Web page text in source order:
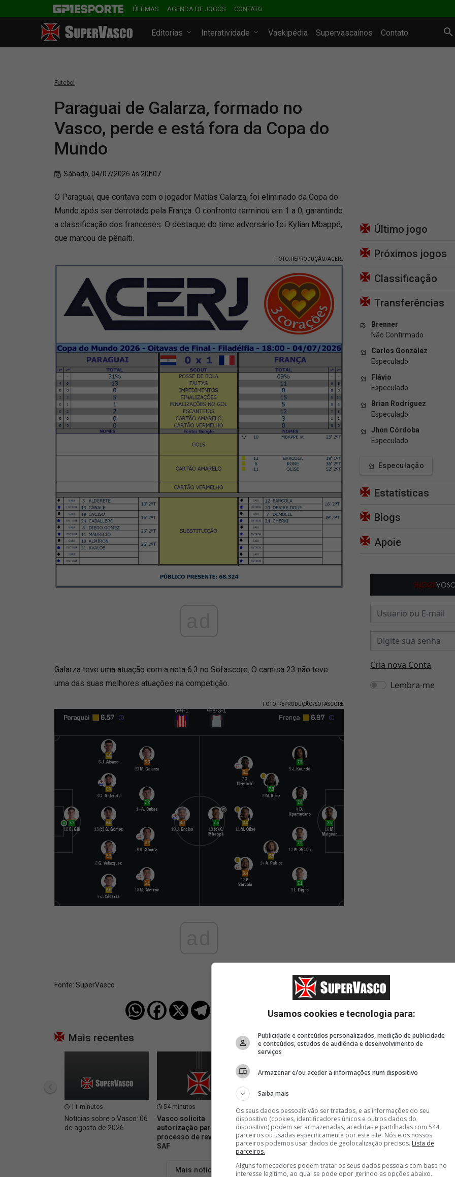
ÚLTIMAS AGENDA DE JOGOS CONTATO
Editorias Interatividade Vaskipédia Supervascaínos Contato
Futebol
Paraguai de Galarza, formado no
Vasco, perde e está fora da Copa do
Mundo
Sábado, 04/07/2026 às 20h07
O Paraguai, que contava com o jogador Matías Galarza, foi eliminado da Copa do
Mundo após ser derrotado pela França. O confronto terminou em 1 a 0, garantindo
a classificação dos franceses. O destaque do time adversário foi Kylian Mbappé,
que marcou de pênalti.
FOTO: REPRODUÇÃO/ACERJ
Galarza teve uma atuação com a nota 6.3 no Sofascore. O camisa 23 não teve
uma das suas melhores atuações na competição.
FOTO: REPRODUÇÃO/SOFASCORE
Fonte: SuperVasco‎‎‎‎‎‎
Mais recentes
11 minutos
Notícias sobre o Vasco: 06
de agosto de 2026
54 minutos
Vasco solicita
autorização para iniciar
processo de revenda da
SAF
1 hora, 8 minutos
JP está a caminho do
clube português Casa Pia
2 horas, 4 minutos
Bastidores de
Fluminense 1 x 3 Vasco
B.
Mais notícias
Último jogo
Próximos jogos
Classificação
Transferências
Brenner
Não Confirmado
Carlos González
Especulado
Flávio
Especulado
Brian Rodríguez
Especulado
Jhon Córdoba
Especulado
Especulação
Estatísticas
Blogs
Apoie
Usamos cookies e tecnologia para:
Publicidade e conteúdos personalizados, medição de publicidade
e conteúdos, estudos de audiência e desenvolvimento de
serviços
Armazenar e/ou aceder a informações num dispositivo
Saiba mais
Os seus dados pessoais vão ser tratados, e as informações do seu
dispositivo (cookies, identificadores únicos e outros dados do
dispositivo) podem ser armazenadas, acedidas e partilhadas com 544
parceiros ou usadas especificamente por este site. Nós e os nossos
parceiros podemos usar dados de geolocalização precisos. Lista de
parceiros.
Alguns fornecedores podem tratar os seus dados pessoais com base no
interesse legítimo, ao qual se pode opor gerindo as opções abaixo.